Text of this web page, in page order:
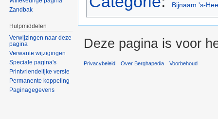
Bijnaam 's-
Zandbak
Hulpmiddelen
Verwijzingen naar deze
pagina
Verwante wijzigingen
Speciale pagina's
Printvriendelijke versie
Permanente koppeling
Paginagegevens
Deze pagina is voor
Privacybeleid Over Berghapedia Voorbehoud